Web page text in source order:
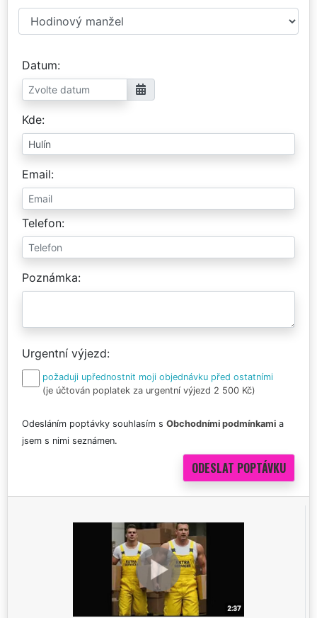
Datum
Kde
Email
Telefon
Poznámka
Urgentní výjezd
požaduji upřednostnit moji objednávku před ostatními
(je účtován poplatek za urgentní výjezd 2 500 Kč)
Odesláním poptávky souhlasím s Obchodními podmínkami a
jsem s nimi seznámen.